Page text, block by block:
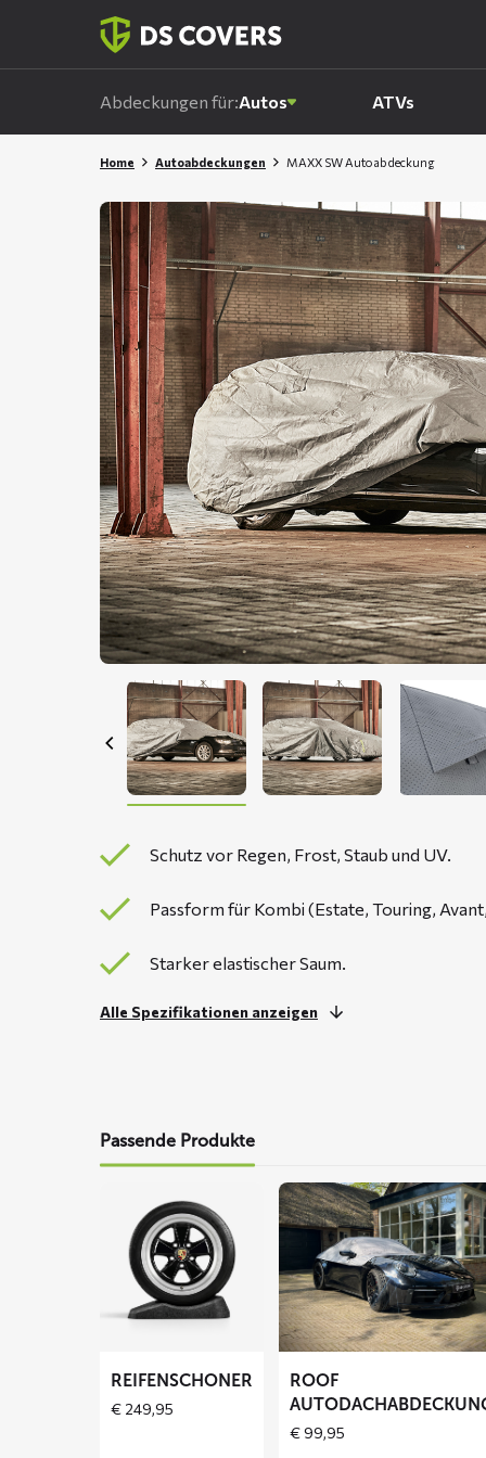
Abdeckungen für:Autos ATVs
Home Autoabdeckungen MAXX SW Autoabdeckung
Schutz vor Regen, Frost, Staub und UV.
Passform für Kombi (Estate, Touring,
Starker elastischer Saum.
Alle Spezifikationen anzeigen
Passende Produkte
lesen
über
Reifenschoner
REIFENSCHONER
€ 249,95
Mehr
lesen
ROOF
Autodachabdeckung
ROOF
€99,95